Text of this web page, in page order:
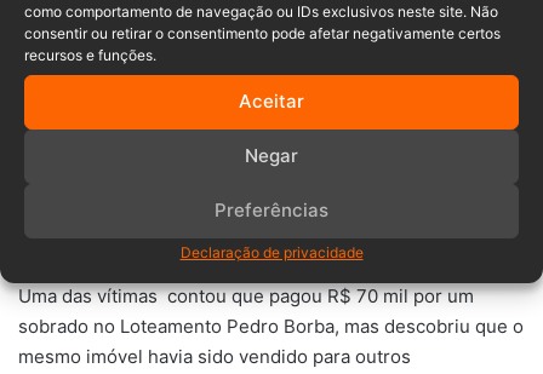
como comportamento de navegação ou IDs exclusivos neste site. Não
consentir ou retirar o consentimento pode afetar negativamente certos
recursos e funções.
Aceitar
Negar
Preferências
Declaração de privacidade
Entre os casos, muitas famílias pagaram entradas de
valores variados, enquanto outras quitaram o imóvel
Enchentes em Rio do Sul foram usadas em esquema
de fraudes em licitações, aponta GAECO
Uma das vítimas contou que pagou R$ 70 mil por um
sobrado no Loteamento Pedro Borba, mas descobriu que o
mesmo imóvel havia sido vendido para outros